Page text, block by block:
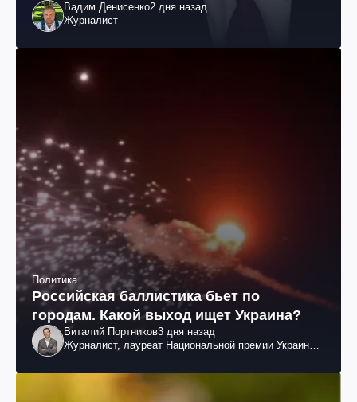
Вадим Денисенко2 дня назад
Журналист
Политика
Российская баллистика бьет по
городам. Какой выход ищет Украина?
Виталий Портников3 дня назад
Журналист, лауреат Национальной премии Украины